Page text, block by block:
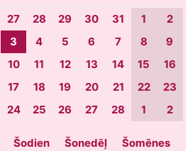
27
28 29 30 31 1
2
3
4 5 6 7 8
9
10
11 12 13 14 15
16
17
18 19 20 21 22
23
24
25 26 27 28 1 2
Šodien Šonedēļ Šomēnes